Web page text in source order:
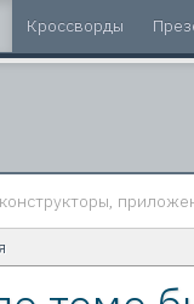
Кроссворды